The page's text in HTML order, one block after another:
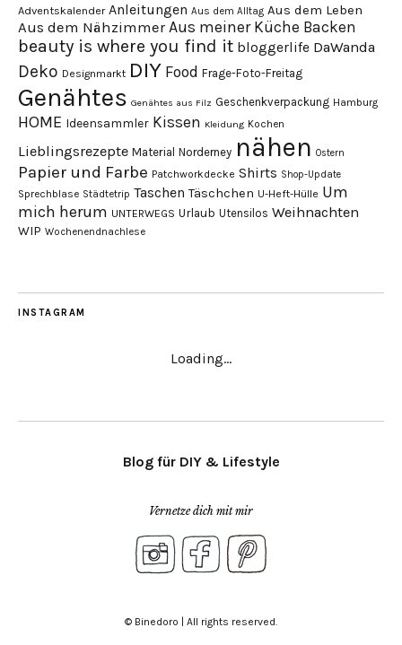
Adventskalender Anleitungen Aus dem Alltag Aus dem Leben
Aus dem Nähzimmer Aus meiner Küche Backen
beauty is where you find it bloggerlife DaWanda
Deko Designmarkt DIY Food Frage-Foto-Freitag
Genähtes Genähtes aus Filz Geschenkverpackung Hamburg
HOME Ideensammler Kissen Kleidung Kochen
Lieblingsrezepte Material Norderney nähen Ostern
Papier und Farbe Patchworkdecke Shirts Shop-Update
Sprechblase Städtetrip Taschen Täschchen U-Heft-Hülle Um
mich herum UNTERWEGS Urlaub Utensilos Weihnachten
WIP Wochenendnachlese
INSTAGRAM
Loading...
Blog für DIY & Lifestyle
Vernetze dich mit mir
© Binedoro | All rights reserved